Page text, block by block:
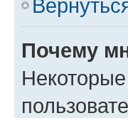
Почему